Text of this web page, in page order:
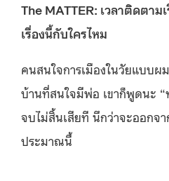
The MATTER: เวลาติดตาม
เรื่องนี้กับใครไหม
คนสนใจการเมืองในวัยแบบ
บ้านที่สนใจมีพ่อ เขาก็พูดนะ
จบไม่สิ้นเสียที นึกว่าจะออกจ
ประมาณนี้